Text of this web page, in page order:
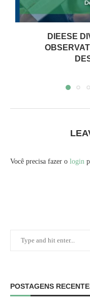
DIEESE
Você precisa fazer o login
POSTAGENS